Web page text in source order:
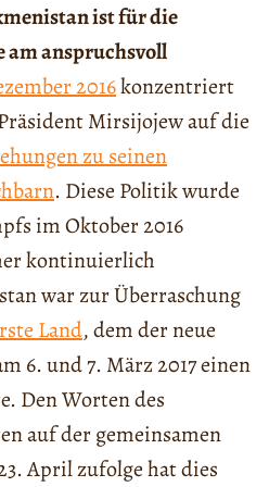
ist für die
am anspruchsvoll
2016konzentriert
Mirsijojew auf die
zu seinen
. Diese Politik wurde
im Oktober 2016
kontinuierlich
war zur Überraschung
Land, dem der neue
6. und 7. März 2017 einen
Den Worten des
auf der gemeinsamen
April zufolge hat dies